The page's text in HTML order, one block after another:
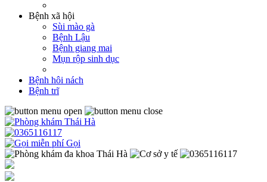
Bệnh xã hội
Sùi mào gà
Bệnh Lậu
Bệnh giang mai
Mụn rộp sinh dục
Bệnh hôi nách
Bệnh trĩ
Gọi